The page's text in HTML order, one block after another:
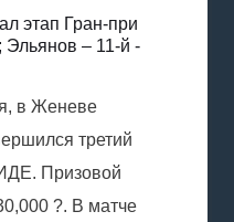
этап Гран-при
– 11-й -
в Женеве
третий
Призовой
?. В матче